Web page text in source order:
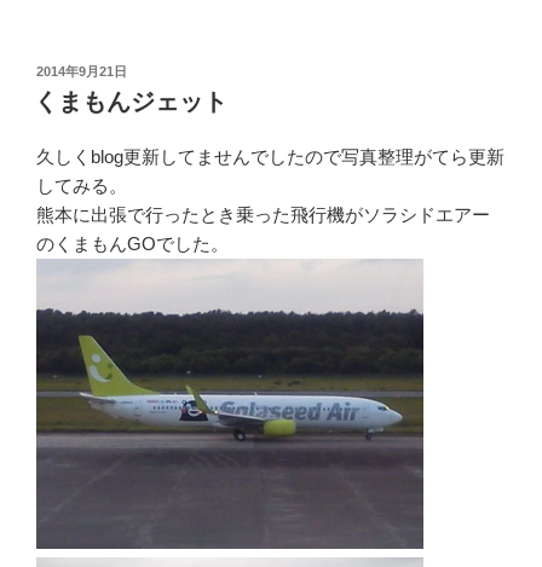
投
稿
日:
2014年9月21日
くまもんジェット
久しくblog更新してませんでしたので写真整理がてら更新
してみる。
熊本に出張で行ったとき乗った飛行機がソラシドエアー
のくまもんGOでした。